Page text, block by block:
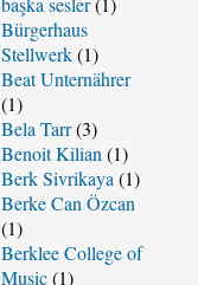
Bürgerhaus
Stellwerk(1)
Beat Unternährer
(1)
Bela Tarr(3)
Benoit Kilian (1)
Berk Sivrikaya (1)
Berke Can Özcan
(1)
Berklee College of
Music(1)